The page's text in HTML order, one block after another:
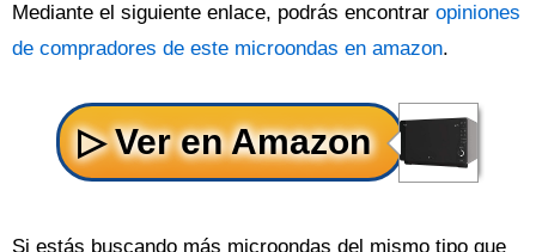
Mediante el siguiente enlace, podrás encontrar opiniones
de compradores de este microondas en amazon.
Si estás buscando más microondas del mismo tipo que